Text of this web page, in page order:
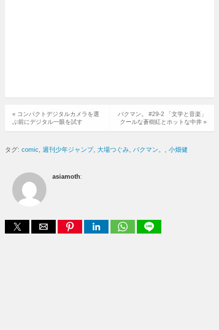
バクマン。 #29-2 「文学と音楽」
クールな蒼樹紅とホットな中井 »
« コンパクトデジタルカメラを選
ぶ前にデジタル一眼を試す
タグ: comic 週刊少年ジャンプ 大場つぐみ バクマン。 小畑健
asiamoth: